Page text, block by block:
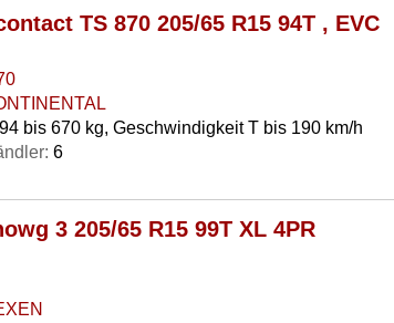
TS 870 205/65 R15 94T , EVC
bis 670 kg, Geschwindigkeit T bis 190 km/h
6
3 205/65 R15 99T XL 4PR